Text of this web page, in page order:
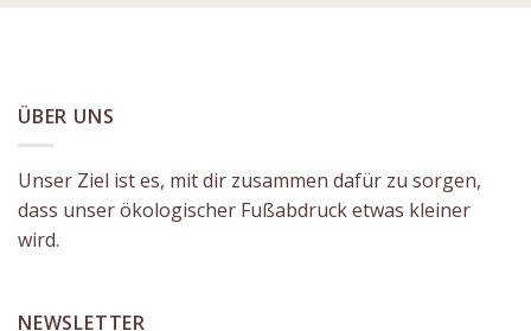
ÜBER UNS
Unser Ziel ist es, mit dir zusammen dafür zu sorgen,
dass unser ökologischer Fußabdruck etwas kleiner
wird.
NEWSLETTER